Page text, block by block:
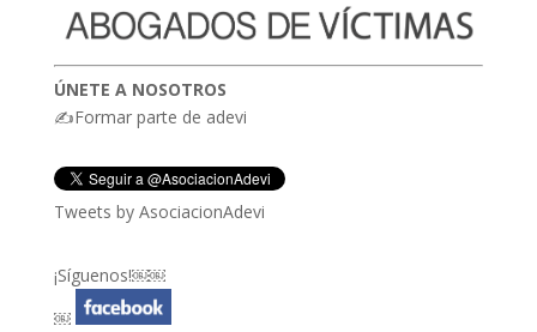
ÚNETE A NOSOTROS
✍Formar parte de adevi
Tweets by AsociacionAdevi
¡Síguenos!￼￼
￼